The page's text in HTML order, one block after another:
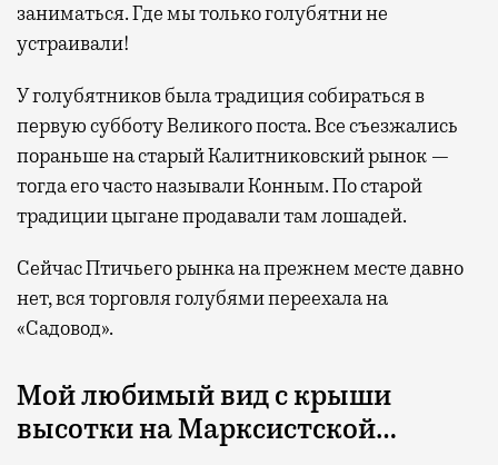
заниматься. Где мы только голубятни не
устраивали!
У голубятников была традиция собираться в
первую субботу Великого поста. Все съезжались
пораньше на старый Калитниковский рынок —
тогда его часто называли Конным. По старой
традиции цыгане продавали там лошадей.
Сейчас Птичьего рынка на прежнем месте давно
нет, вся торговля голубями переехала на
«Садовод».
Мой любимый вид с крыши
высотки на Марксистской…